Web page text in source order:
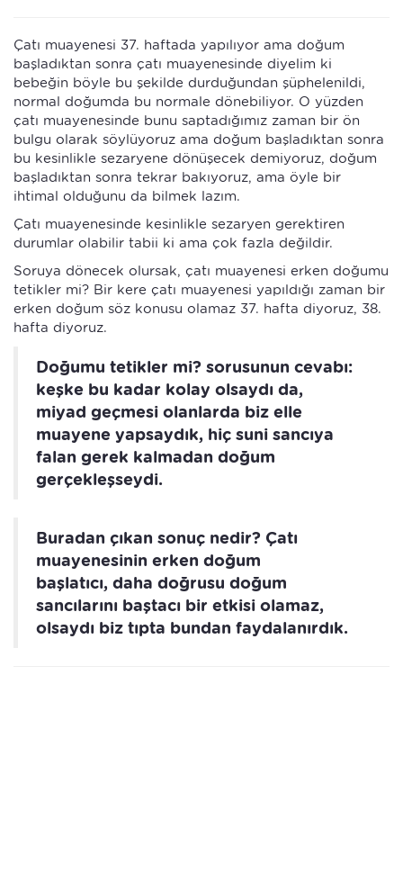
Çatı muayenesi 37. haftada yapılıyor ama doğum
başladıktan sonra çatı muayenesinde diyelim ki
bebeğin böyle bu şekilde durduğundan şüphelenildi,
normal doğumda bu normale dönebiliyor. O yüzden
çatı muayenesinde bunu saptadığımız zaman bir ön
bulgu olarak söylüyoruz ama doğum başladıktan sonra
bu kesinlikle sezaryene dönüşecek demiyoruz, doğum
başladıktan sonra tekrar bakıyoruz, ama öyle bir
ihtimal olduğunu da bilmek lazım.
Çatı muayenesinde kesinlikle sezaryen gerektiren
durumlar olabilir tabii ki ama çok fazla değildir.
Soruya dönecek olursak, çatı muayenesi erken doğumu
tetikler mi? Bir kere çatı muayenesi yapıldığı zaman bir
erken doğum söz konusu olamaz 37. hafta diyoruz, 38.
hafta diyoruz.
Doğumu tetikler mi? sorusunun cevabı:
keşke bu kadar kolay olsaydı da,
miyad geçmesi olanlarda biz elle
muayene yapsaydık, hiç suni sancıya
falan gerek kalmadan doğum
gerçekleşseydi.
Buradan çıkan sonuç nedir? Çatı
muayenesinin erken doğum
başlatıcı, daha doğrusu doğum
sancılarını baştacı bir etkisi olamaz,
olsaydı biz tıpta bundan faydalanırdık.